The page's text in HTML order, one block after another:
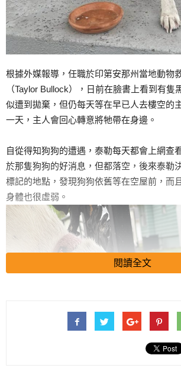
根據外媒報導，任職於印第安那州當地動物
（Taylor Bullock），日前在臉書上看到有隻
似遭到拋棄，但仍每天等在早已人去樓空的
一天，主人會回心轉意將牠帶在身邊。
自從得知狗狗的遭遇，泰勒每天都會上網查
於那隻狗狗的好消息，但都落空，後來泰勒
標記的地點，發現狗狗依舊等在空屋前，而
身體也很虛弱。
閱讀全文